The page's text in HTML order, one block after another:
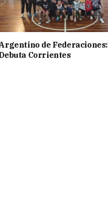
de Federaciones:
Corrientes